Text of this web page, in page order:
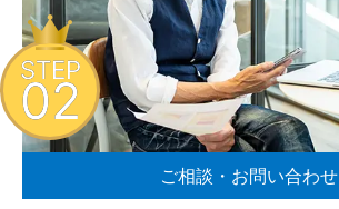
ご相談・お問い合わせ
STEP
02